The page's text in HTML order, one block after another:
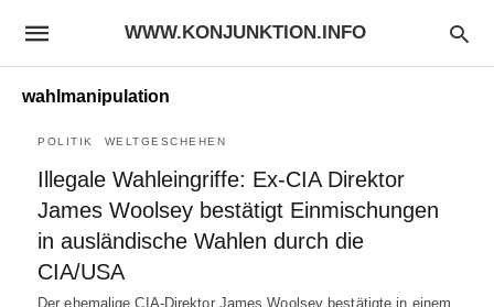
WWW.KONJUNKTION.INFO
wahlmanipulation
POLITIK WELTGESCHEHEN
Illegale Wahleingriffe: Ex-CIA Direktor
James Woolsey bestätigt Einmischungen
in ausländische Wahlen durch die
CIA/USA
Der ehemalige CIA-Direktor James Woolsey bestätigte in einem